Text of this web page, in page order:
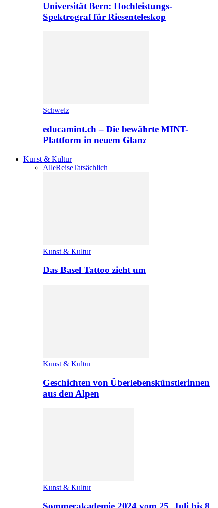
Universität Bern: Hochleistungs-
Spektrograf für Riesenteleskop
Schweiz
educamint.ch – Die bewährte MINT-
Plattform in neuem Glanz
Kunst & Kultur
AlleReiseTatsächlich
Kunst & Kultur
Das Basel Tattoo zieht um
Kunst & Kultur
Geschichten von Überlebenskünstlerinnen
aus den Alpen
Kunst & Kultur